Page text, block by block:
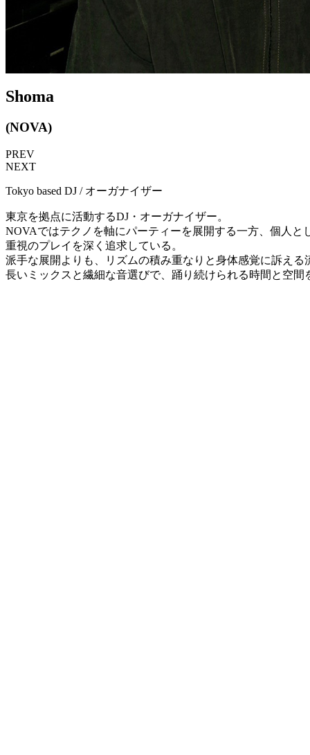
Shoma
(NOVA)
PREV
NEXT
Tokyo based DJ / オーガナイザー
東京を拠点に活動するDJ・オーガナイザー。
NOVAではテクノを軸にパーティーを展開する一方、個人
重視のプレイを深く追求している。
派手な展開よりも、リズムの積み重なりと身体感覚に訴え
長いミックスと繊細な音選びで、踊り続けられる時間と空間